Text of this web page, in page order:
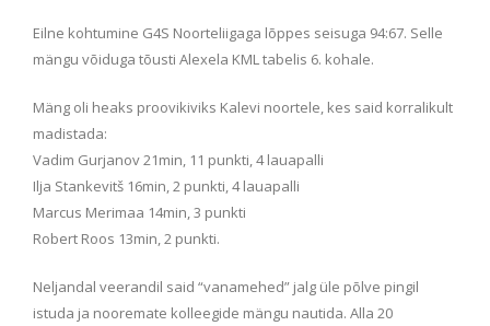
Eilne kohtumine G4S Noorteliigaga lõppes seisuga 94:67. Selle
mängu võiduga tõusti Alexela KML tabelis 6. kohale.
Mäng oli heaks proovikiviks Kalevi noortele, kes said korralikult
madistada:
Vadim Gurjanov 21min, 11 punkti, 4 lauapalli
Ilja Stankevitš 16min, 2 punkti, 4 lauapalli
Marcus Merimaa 14min, 3 punkti
Robert Roos 13min, 2 punkti.
Neljandal veerandil said “vanamehed” jalg üle põlve pingil
istuda ja nooremate kolleegide mängu nautida. Alla 20